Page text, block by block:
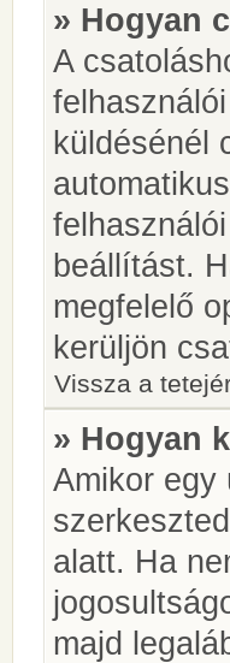
» Hogyan
A
küldésénél
beállítást.
megfelelő
kerüljön
Vissza a
» Hogyan
Amikor egy
alatt. Ha
majd